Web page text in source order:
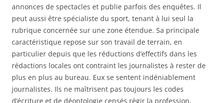
annonces de spectacles et publie parfois des enquêtes. Il
peut aussi être spécialiste du sport, tenant à lui seul la
rubrique concernée sur une zone étendue. Sa principale
caractéristique repose sur son travail de terrain, en
particulier depuis que les réductions d’effectifs dans les
rédactions locales ont contraint les journalistes à rester de
plus en plus au bureau. Eux se sentent indéniablement
journalistes. Ils ne maîtrisent pas toujours les codes
d’écriture et de déontologie censés régir la profession,